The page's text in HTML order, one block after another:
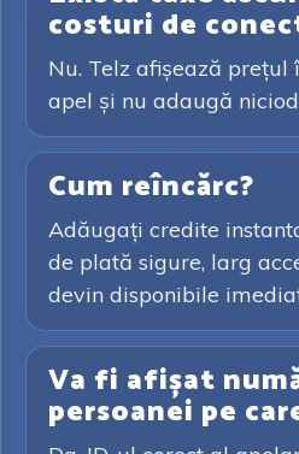
costuri de
Nu. Telz afișează prețul
apel și nu adaugă
Cum reîncărc?
Adăugați credite
de plată sigure, larg
devin disponibile
Va fi afișat
persoanei pe